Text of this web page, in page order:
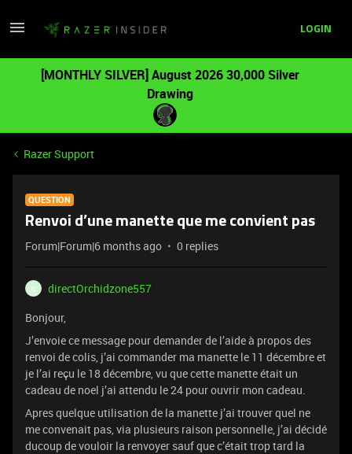
LOGIN
[MONTHLY SILVER] August 2026 30,000 Silver
Drawing
Razer Support
QUESTION
Renvoi d’une manette que me convient pas
Forum|Forum|6 months ago 0 replies
D
directOrchidzone557
Bonjour,
J’envoie ce message pour demander de l’aide à propos des
renvoi de colis, j’ai commander ma manette le 11 décembre et
je l’ai reçu le 18 décembre, vu que cette manette était un
cadeau de noel j’ai attendu le 24 pour ouvrir mon cadeau.
Apres quelque utilisation de la manette j’ai trouver quel ne
me convenait pas, via plusieurs raison personnelle, j’ai décidé
ducoup de vouloir la renvoyer sauf que c’était trop tard la